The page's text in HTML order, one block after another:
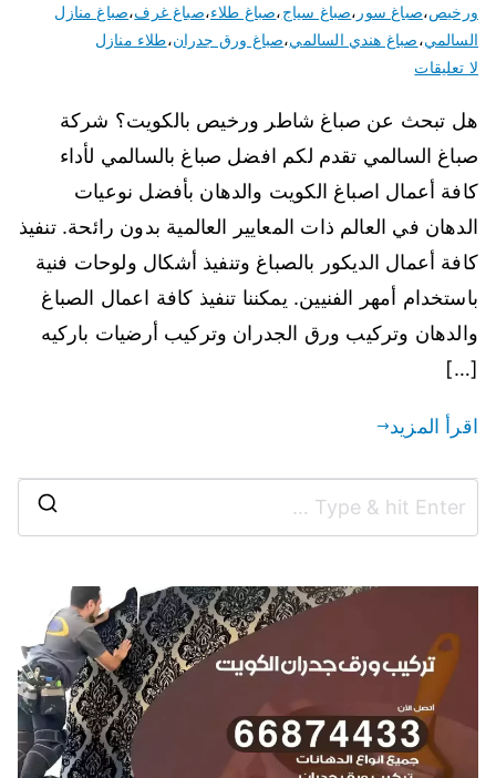
ورخيص،صباغ سور ،صباغ سياج،صباغ طلاء،صباغ غرف،صباغ منازل
السالمي،صباغ هندي السالمي،صباغ ورق جدران،طلاء منازل
لا تعليقات
هل تبحث عن صباغ شاطر ورخيص بالكويت؟ شركة
صباغ السالمي تقدم لكم افضل صباغ بالسالمي لأداء
كافة أعمال اصباغ الكويت والدهان بأفضل نوعيات
الدهان في العالم ذات المعايير العالمية بدون رائحة. تنفيذ
كافة أعمال الديكور بالصباغ وتنفيذ أشكال ولوحات فنية
باستخدام أمهر الفنيين. يمكننا تنفيذ كافة اعمال الصباغ
والدهان وتركيب ورق الجدران وتركيب أرضيات باركيه
[…]
اقرأ المزيد